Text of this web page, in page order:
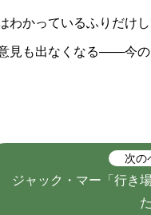
わかっているふりだけ
見も出なくなる――今
次の
ジャック・マー「行き